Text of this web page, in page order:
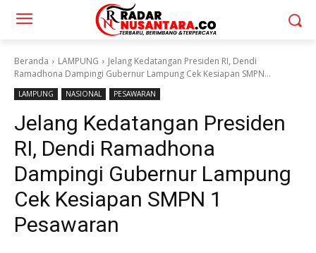
Beranda LAMPUNG
Jelang Kedatangan Presiden RI, Dendi
Ramadhona Dampingi Gubernur Lampung Cek Kesiapan SMPN...
LAMPUNG NASIONAL PESAWARAN
Jelang Kedatangan Presiden
RI, Dendi Ramadhona
Dampingi Gubernur Lampung
Cek Kesiapan SMPN 1
Pesawaran